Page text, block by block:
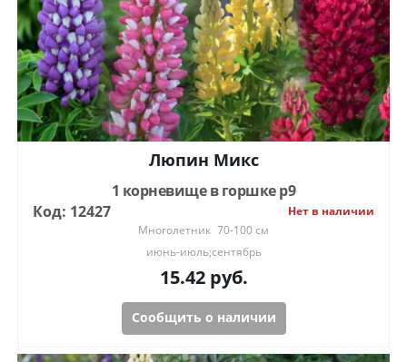
Люпин Микс
1 корневище в горшке р9
Код: 12427
Нет в наличии
Многолетник 70-100 см
июнь-июль;сентябрь
15.42руб.
Сообщить о наличии